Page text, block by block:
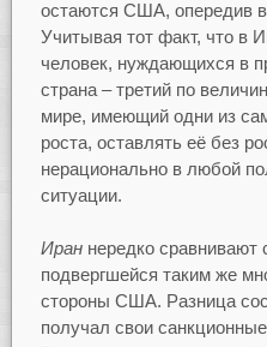
остаются США, опередив
Учитывая тот факт, что в
человек, нуждающихся в
страна – третий по
мире, имеющий одни из
роста, оставлять её без
нерационально в любой
ситуации.
Ираннередко сравнивают
подвергшейся таким же
стороны США. Разница
получал свои